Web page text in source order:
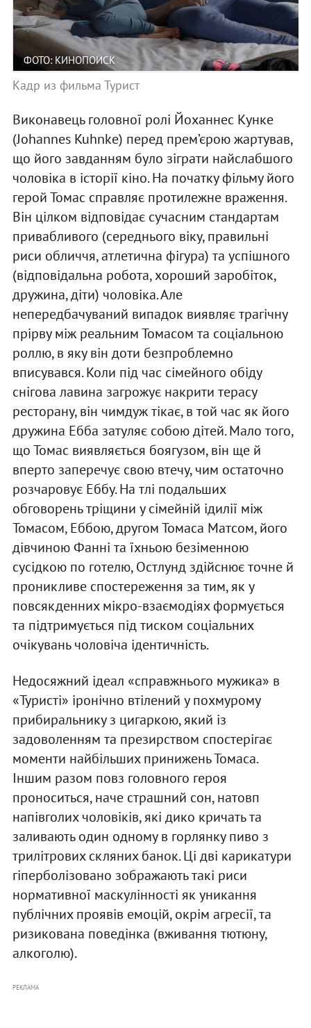
ФОТО: КИНОПОИСК
Кадр из фильма Турист
Виконавець головної ролі Йоханнес Кунке
(Johannes Kuhnke) перед прем’єрою жартував,
що його завданням було зіграти найслабшого
чоловіка в історії кіно. На початку фільму його
герой Томас справляє протилежне враження.
Він цілком відповідає сучасним стандартам
привабливого (середнього віку, правильні
риси обличчя, атлетична фігура) та успішного
(відповідальна робота, хороший заробіток,
дружина, діти) чоловіка. Але
непередбачуваний випадок виявляє трагічну
прірву між реальним Томасом та соціальною
роллю, в яку він доти безпроблемно
вписувався. Коли під час сімейного обіду
снігова лавина загрожує накрити терасу
ресторану, він чимдуж тікає, в той час як його
дружина Ебба затуляє собою дітей. Мало того,
що Томас виявляється боягузом, він ще й
вперто заперечує свою втечу, чим остаточно
розчаровує Еббу. На тлі подальших
обговорень тріщини у сімейній ідилії між
Томасом, Еббою, другом Томаса Матсом, його
дівчиною Фанні та їхньою безіменною
сусідкою по готелю, Остлунд здійснює точне й
проникливе спостереження за тим, як у
повсякденних мікро-взаємодіях формується
та підтримується під тиском соціальних
очікувань чоловіча ідентичність.
Недосяжний ідеал «справжнього мужика» в
«Туристі» іронічно втілений у похмурому
прибиральнику з цигаркою, який із
задоволенням та презирством спостерігає
моменти найбільших принижень Томаса.
Іншим разом повз головного героя
проноситься, наче страшний сон, натовп
напівголих чоловіків, які дико кричать та
заливають один одному в горлянку пиво з
трилітрових скляних банок. Ці дві карикатури
гіперболізовано зображають такі риси
нормативної маскулінності як уникання
публічних проявів емоцій, окрім агресії, та
ризикована поведінка (вживання тютюну,
алкоголю).
РЕКЛАМА